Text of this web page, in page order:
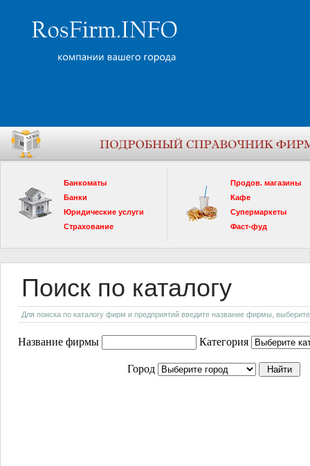
Банкоматы
Банки
Юридические услуги
Страхование
Продов. магазины
Кафе
Супермаркеты
Фаст-фуд
Поиск по каталогу
Для поиска по каталогу фирм и предприятий введите название фирмы, выберите
Название фирмы Категория
Город